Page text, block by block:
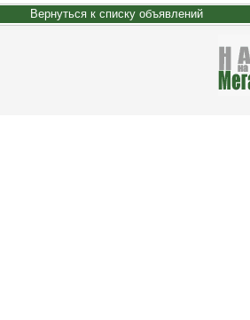
Вернуться к списку объявлений